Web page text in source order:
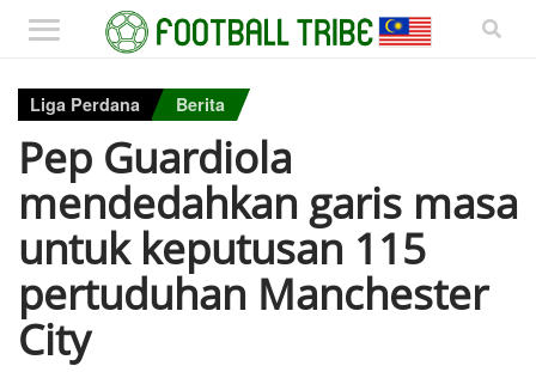
Liga Perdana Berita
Pep Guardiola
mendedahkan garis masa
untuk keputusan 115
pertuduhan Manchester
City